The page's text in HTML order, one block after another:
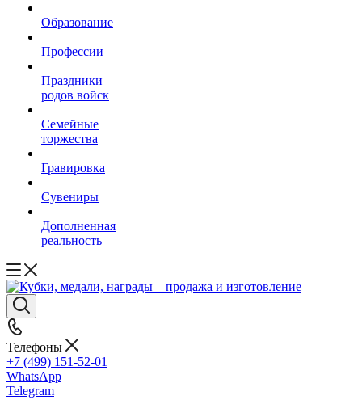
Образование
Профессии
Праздники
родов войск
Семейные
торжества
Гравировка
Сувениры
Дополненная
реальность
Телефоны
+7 (499) 151-52-01
WhatsApp
Telegram